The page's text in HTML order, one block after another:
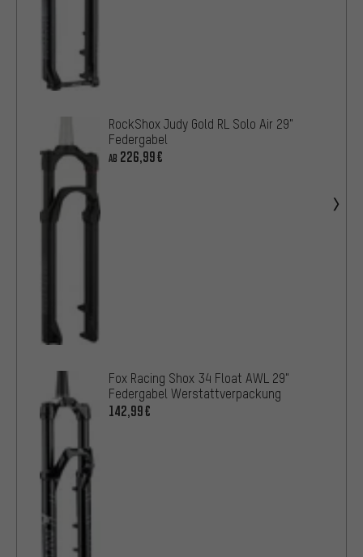
RockShox Judy Gold RL Solo Air 29"
Federgabel
AB 226,99€
Fox Racing Shox 34 Float AWL 29"
Federgabel Werstattverpackung
142,99€